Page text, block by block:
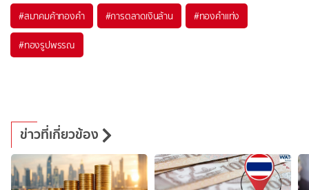
#สมาคมค้าทองคำ #การตลาดเงินล้าน #ทองคำแท่ง
#ทองรูปพรรณ
ข่าวที่เกี่ยวข้อง